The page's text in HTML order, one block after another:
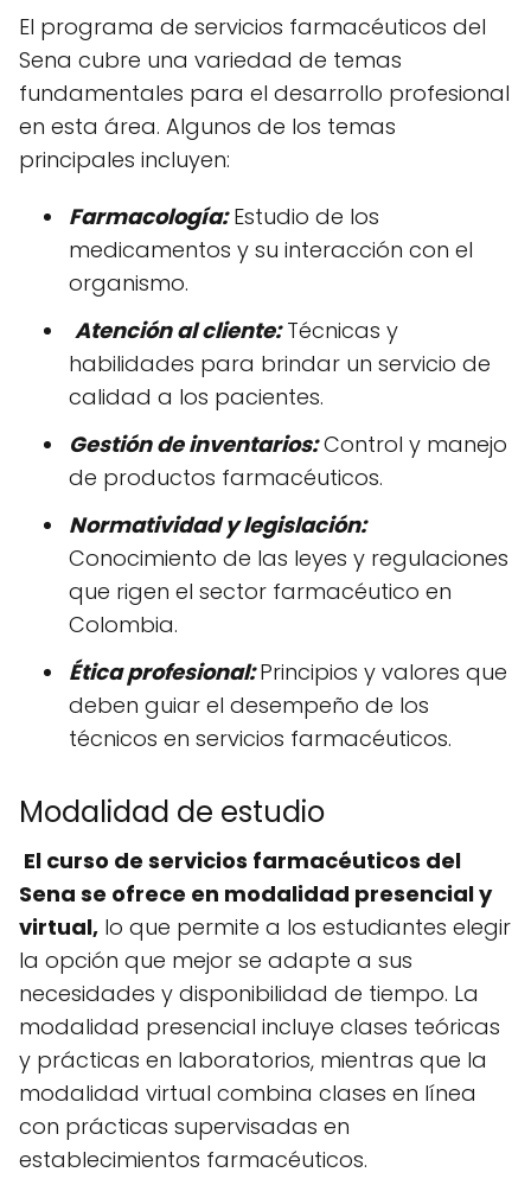
El programa de servicios farmacéuticos del
Sena cubre una variedad de temas
fundamentales para el desarrollo profesional
en esta área. Algunos de los temas
principales incluyen:
Farmacología:Estudio de los
medicamentos y su interacción con el
organismo.
Atención al cliente:Técnicas y
habilidades para brindar un servicio de
calidad a los pacientes.
Gestión de inventarios:Control y manejo
de productos farmacéuticos.
Normatividad y legislación:
Conocimiento de las leyes y regulaciones
que rigen el sector farmacéutico en
Colombia.
Ética profesional: Principios y valores que
deben guiar el desempeño de los
técnicos en servicios farmacéuticos.
Modalidad de estudio
El curso de servicios farmacéuticos del
Sena se ofrece en modalidad presencial y
virtual, lo que permite a los estudiantes elegir
la opción que mejor se adapte a sus
necesidades y disponibilidad de tiempo. La
modalidad presencial incluye clases teóricas
y prácticas en laboratorios, mientras que la
modalidad virtual combina clases en línea
con prácticas supervisadas en
establecimientos farmacéuticos.